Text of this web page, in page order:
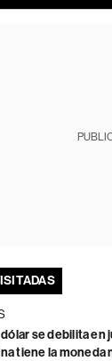
se debilita en
tiene la moneda